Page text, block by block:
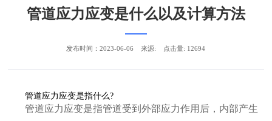
管道应力应变是什么以及计算方法
管道应力应变是指什么?
管道应力应变是指管道受到外部应力作用后，内部产生